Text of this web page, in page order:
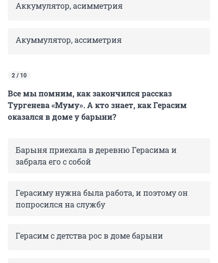
Аккумулятор, асимметрия
Акуммулятор, ассиметрия
2 / 10
Все мы помним, как закончился рассказ
Тургенева «Муму». А кто знает, как Герасим
оказался в доме у барыни?
Барыня приехала в деревню Герасима и
забрала его с собой
Герасиму нужна была работа, и поэтому он
попросился на службу
Герасим с детства рос в доме барыни